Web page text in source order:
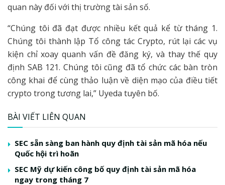
quan này đối với thị trường tài sản số.
“Chúng tôi đã đạt được nhiều kết quả kể từ tháng 1.
Chúng tôi thành lập Tổ công tác Crypto, rút lại các vụ
kiện chỉ xoay quanh vấn đề đăng ký, và thay thế quy
định SAB 121. Chúng tôi cũng đã tổ chức các bàn tròn
công khai để cùng thảo luận về diện mạo của điều tiết
crypto trong tương lai,” Uyeda tuyên bố.
BÀI VIẾT LIÊN QUAN
SEC sẵn sàng ban hành quy định tài sản mã hóa nếu
Quốc hội trì hoãn
SEC Mỹ dự kiến công bố quy định tài sản mã hóa
ngay trong tháng 7